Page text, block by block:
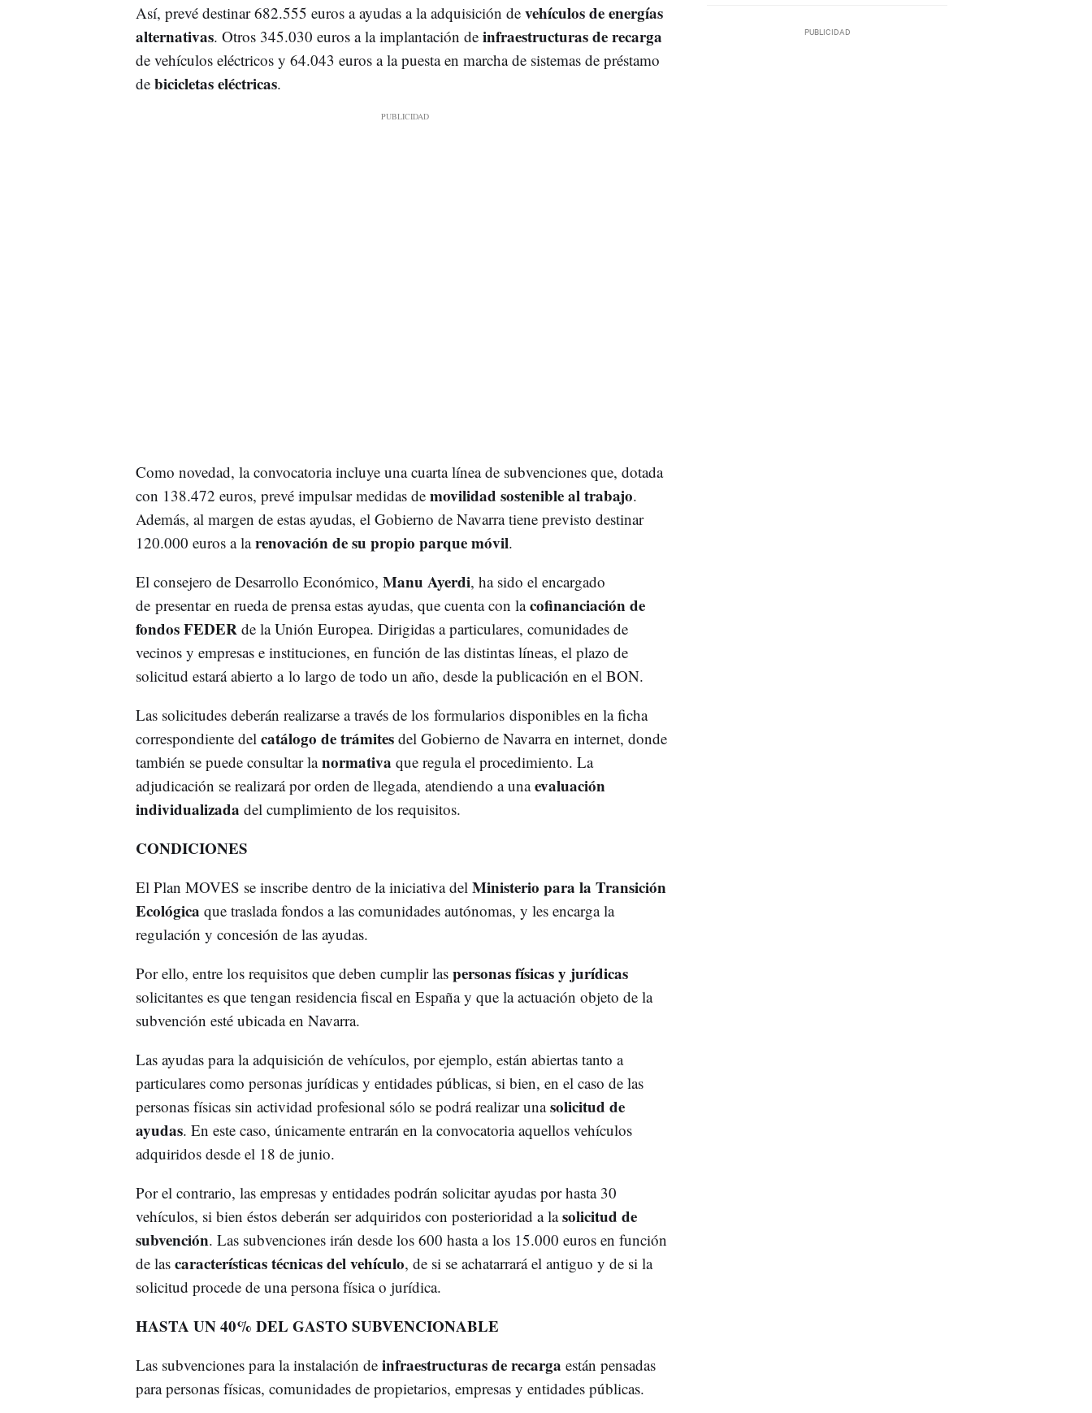
Así, prevé destinar 682.555 euros a ayudas a la adquisición de vehículos de energías
alternativas. Otros 345.030 euros a la implantación de infraestructuras de recarga
de vehículos eléctricos y 64.043 euros a la puesta en marcha de sistemas de préstamo
de bicicletas eléctricas.
Como novedad, la convocatoria incluye una cuarta línea de subvenciones que, dotada
con 138.472 euros, prevé impulsar medidas de movilidad sostenible al trabajo.
Además, al margen de estas ayudas, el Gobierno de Navarra tiene previsto destinar
120.000 euros a larenovación de su propio parque móvil.
El consejero de Desarrollo Económico, Manu Ayerdi, ha sido el encargado
de presentar en rueda de prensa estas ayudas, que cuenta con lacofinanciación de
fondos FEDER de la Unión Europea. Dirigidas a particulares, comunidades de
vecinos y empresas e instituciones, en función de las distintas líneas, el plazo de
solicitud estará abierto a lo largo de todo un año, desde la publicación en el BON.
Las solicitudes deberán realizarse a través de los formularios disponibles en la ficha
correspondiente del catálogo de trámites del Gobierno de Navarra en internet, donde
también se puede consultar lanormativa que regula el procedimiento. La
adjudicación se realizará por orden de llegada, atendiendo a unaevaluación
individualizada del cumplimiento de los requisitos.
CONDICIONES
El Plan MOVES se inscribe dentro de la iniciativa del Ministerio para la Transición
Ecológica que traslada fondos a las comunidades autónomas, y les encarga la
regulación y concesión de las ayudas.
Por ello, entre los requisitos que deben cumplir las personas físicas y jurídicas
solicitantes es que tengan residencia fiscal en España y que la actuación objeto de la
subvención esté ubicada en Navarra.
Las ayudas para la adquisición de vehículos, por ejemplo, están abiertas tanto a
particulares como personas jurídicas y entidades públicas, si bien, en el caso de las
personas físicas sin actividad profesional sólo se podrá realizar unasolicitud de
ayudas. En este caso, únicamente entrarán en la convocatoria aquellos vehículos
adquiridos desde el 18 de junio.
Por el contrario, las empresas y entidades podrán solicitar ayudas por hasta 30
vehículos, si bien éstos deberán ser adquiridos con posterioridad a lasolicitud de
subvención. Las subvenciones irán desde los 600 hasta a los 15.000 euros en función
de las características técnicas del vehículo, de si se achatarrará el antiguo y de si la
solicitud procede de una persona física o jurídica.
HASTA UN 40% DEL GASTO SUBVENCIONABLE
Las subvenciones para la instalación de infraestructuras de recarga están pensadas
para personas físicas, comunidades de propietarios, empresas y entidades públicas.